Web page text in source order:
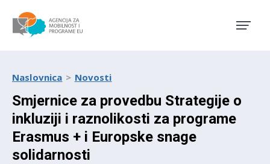
Naslovnica Novosti
Smjernice za provedbu Strategije o
inkluziji i raznolikosti za programe
Erasmus + i Europske snage
solidarnosti